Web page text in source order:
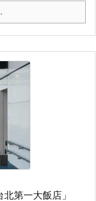
第一大飯店」